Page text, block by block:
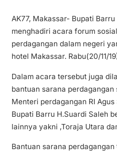
AK77, Makassar- Bupati
menghadiri acara forum
perdagangan dalam negeri
hotel Makassar. Rabu(20/11/
Dalam acara tersebut juga
bantuan sarana
Menteri perdagangan RI
Bupati Barru H.Suardi Saleh
lainnya yakni ,Toraja Utara
Bantuan sarana